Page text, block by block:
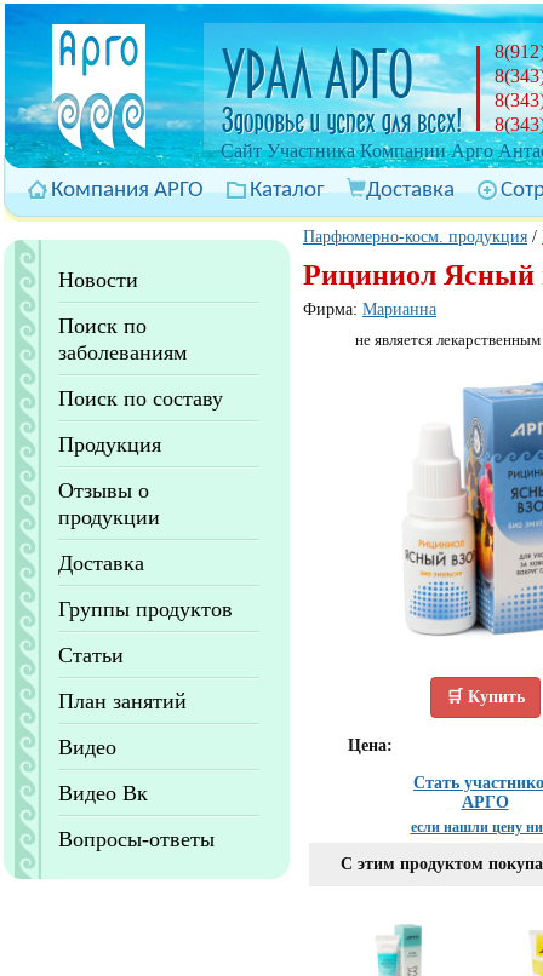
Cайт Участника Компании Арго
Компания АРГО Каталог Доставка
Новости
Поиск по
заболеваниям
Поиск по составу
Продукция
Отзывы о
продукции
Доставка
Группы продуктов
Статьи
План занятий
Видео
Видео Вк
Вопросы-ответы
Парфюмерно-косм. продукция /
Рициниол Ясный
Фирма: Марианна
не является
🛒 Купить
Цена:
Стать
АРГО
если нашли цену
С этим продуктом